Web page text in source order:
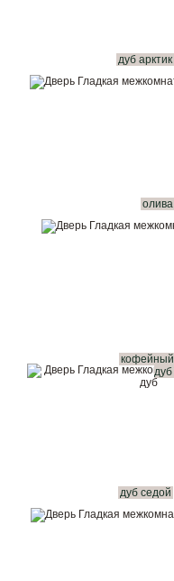
дуб арктик
олива
кофейный
дуб
дуб седой